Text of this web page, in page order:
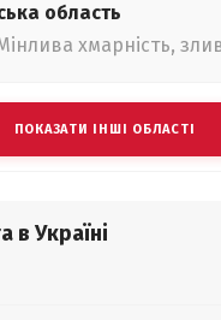
область
хмарність,
ПОКАЗАТИ ІНШІ ОБЛАСТІ
в Україні